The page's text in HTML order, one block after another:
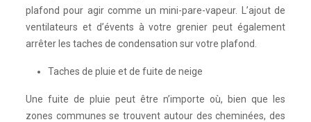
plafond pour agir comme un mini-pare-vapeur. L’ajout de
ventilateurs et d’évents à votre grenier peut également
arrêter les taches de condensation sur votre plafond.
Taches de pluie et de fuite de neige
Une fuite de pluie peut être n’importe où, bien que les
zones communes se trouvent autour des cheminées, des